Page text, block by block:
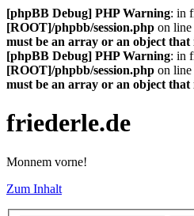
[phpBB Debug] PHP Warning: in
[ROOT]/phpbb/session.php on line
must be an array or an object that
[phpBB Debug] PHP Warning: in
[ROOT]/phpbb/session.php on line
must be an array or an object that
friederle.de
Monnem vorne!
Zum Inhalt